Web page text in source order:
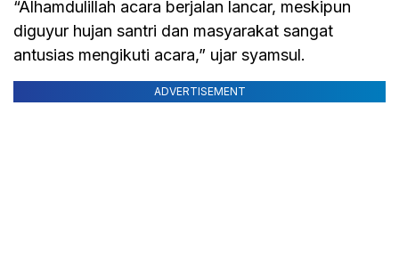
“Alhamdulillah acara berjalan lancar, meskipun
diguyur hujan santri dan masyarakat sangat
antusias mengikuti acara,” ujar syamsul.
ADVERTISEMENT